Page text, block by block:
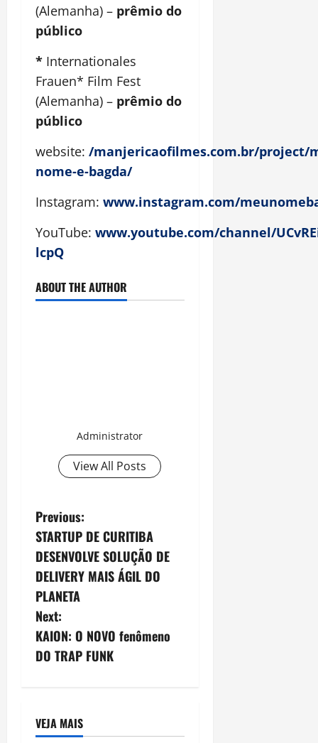
(Alemanha) – prêmio do
público
* Internationales
Frauen* Film Fest
(Alemanha) – prêmio do
público
website: /manjericaofilmes.com.br/project/
nome-e-bagda/
Instagram: www.instagram.com/
YouTube: www.youtube.com/channel/
lcpQ
ABOUT THE AUTHOR
Administrator
View All Posts
P
o
s
t
n
a
i
Previous:
STARTUP DE CURITIBA
DESENVOLVE SOLUÇÃO DE
DELIVERY MAIS ÁGIL DO
PLANETA
Next:
KAION: O NOVO fenômeno
DO TRAP FUNK
VEJA MAIS